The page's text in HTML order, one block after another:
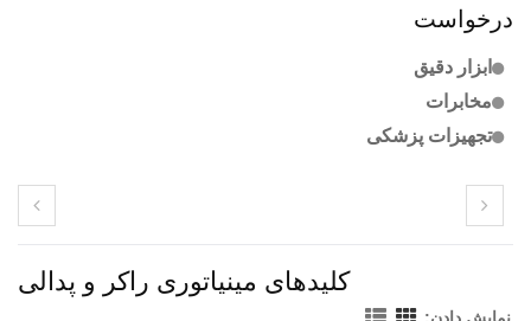
درخواست
ابزار دقیق
مخابرات
تجهیزات پزشکی
کلیدهای مینیاتوری راکر و پدالی